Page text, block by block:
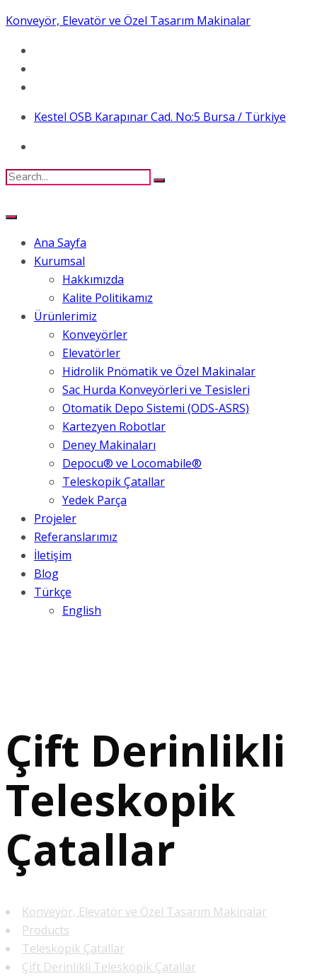
Konveyör, Elevatör ve Özel Tasarım Makinalar
Kestel OSB Karapınar Cad. No:5 Bursa / Türkiye
Ana Sayfa
Kurumsal
Hakkımızda
Kalite Politikamız
Ürünlerimiz
Konveyörler
Elevatörler
Hidrolik Pnömatik ve Özel Makinalar
Sac Hurda Konveyörleri ve Tesisleri
Otomatik Depo Sistemi (ODS-ASRS)
Kartezyen Robotlar
Deney Makinaları
Depocu® ve Locomabile®
Teleskopik Çatallar
Yedek Parça
Projeler
Referanslarımız
İletişim
Blog
Türkçe
English
Çift Derinlikli
Teleskopik
Çatallar
Konveyör, Elevatör ve Özel Tasarım Makinalar
Products
Teleskopik Çatallar
Çift Derinlikli Teleskopik Çatallar